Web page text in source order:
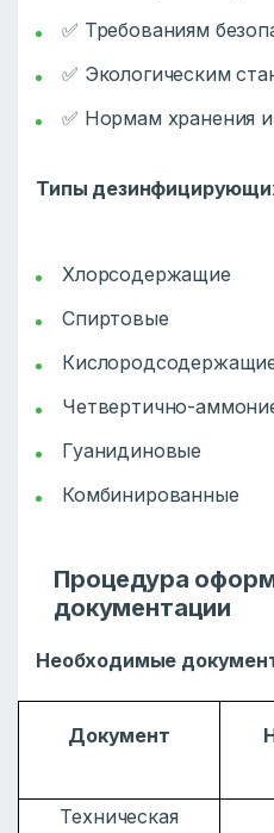
✅ Требованиям
✅ Экологическим
✅ Нормам хранения
Типы
Хлорсодержащие
Спиртовые
Четвертично-
Гуанидиновые
Комбинированные
Процедура
документации
Необходимые
Документ
Техническая